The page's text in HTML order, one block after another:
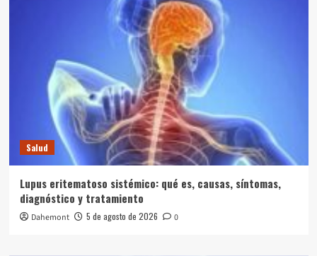
Salud
Lupus eritematoso sistémico: qué es, causas, síntomas,
diagnóstico y tratamiento
Dahemont 5 de agosto de 2026 0